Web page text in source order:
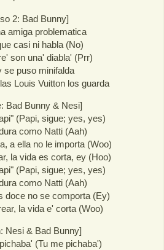
2: Bad Bunny]
amiga problematica
casi ni habla (No)
son una' diabla' (Prr)
se puso minifalda
Louis Vuitton los guarda
Bad Bunny & Nesi]
(Papi, sigue; yes, yes)
como Natti (Aah)
a ella no le importa (Woo)
la vida es corta, ey (Hoo)
(Papi, sigue; yes, yes)
como Natti (Aah)
doce no se comporta (Ey)
la vida e' corta (Woo)
Nesi & Bad Bunny]
(Tu me pichaba')